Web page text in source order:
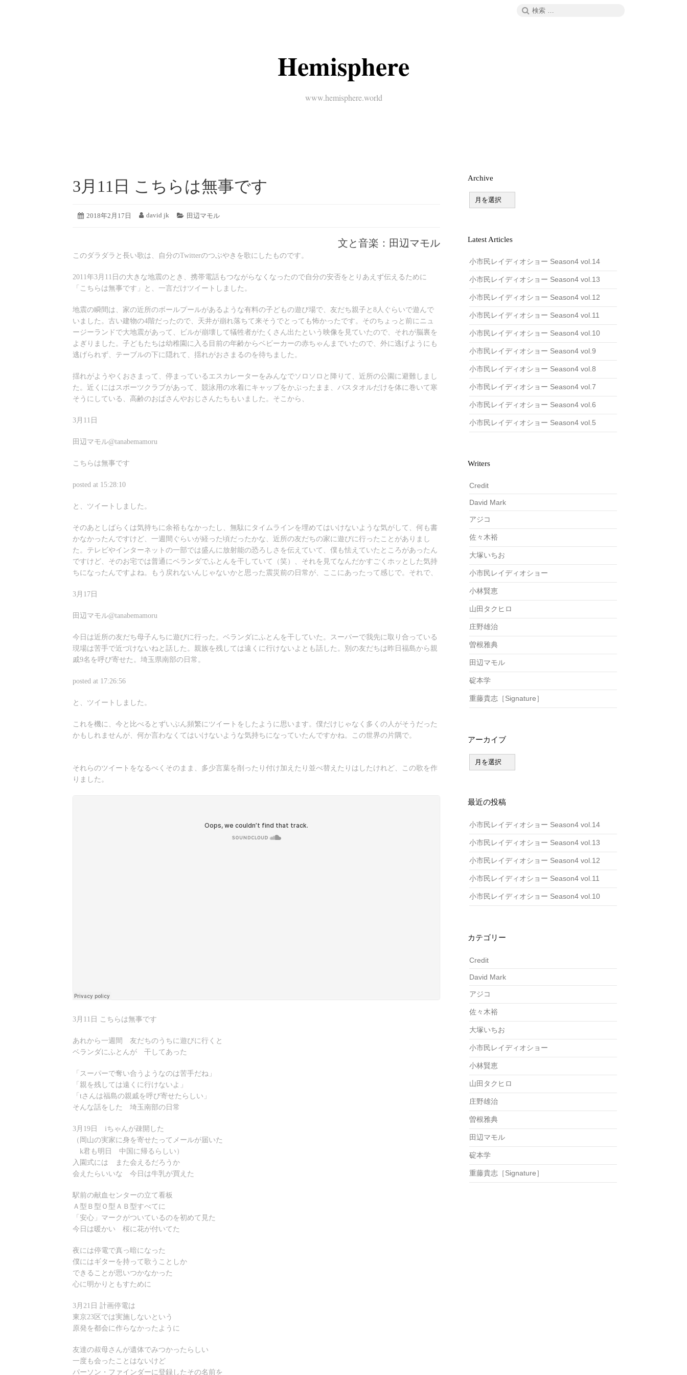
検
Hemisphere
www.hemisphere.world
3月11日 こちらは無事です
投
2018年2月17日
2019
日
投
david jk
カ
ー:
田辺マモル
文と音楽：田辺マモル
このダラダラと長い歌は、自分のTwitterのつぶやきを歌にしたものです。
2011年3月11日の大きな地震のとき、携帯電話もつながらなくなったので自分の安否をとりあえず伝えるために
「こちらは無事です」と、一言だけツイートしました。
地震の瞬間は、家の近所のボールプールがあるような有料の子どもの遊び場で、友だち親子と8人ぐらいで遊んで
いました。古い建物の4階だったので、天井が崩れ落ちて来そうでとっても怖かったです。そのちょっと前にニュ
ージーランドで大地震があって、ビルが崩壊して犠牲者がたくさん出たという映像を見ていたので、それが脳裏を
よぎりました。子どもたちは幼稚園に入る目前の年齢からベビーカーの赤ちゃんまでいたので、外に逃げようにも
逃げられず、テーブルの下に隠れて、揺れがおさまるのを待ちました。
揺れがようやくおさまって、停まっているエスカレーターをみんなでソロソロと降りて、近所の公園に避難しまし
た。近くにはスポーツクラブがあって、競泳用の水着にキャップをかぶったまま、バスタオルだけを体に巻いて寒
そうにしている、高齢のおばさんやおじさんたちもいました。そこから、
3月11日
田辺マモル@tanabemamoru
こちらは無事です
posted at 15:28:10
と、ツイートしました。
そのあとしばらくは気持ちに余裕もなかったし、無駄にタイムラインを埋めてはいけないような気がして、何も書
かなかったんですけど、一週間ぐらいが経った頃だったかな、近所の友だちの家に遊びに行ったことがありまし
た。テレビやインターネットの一部では盛んに放射能の恐ろしさを伝えていて、僕も怯えていたところがあったん
ですけど、そのお宅では普通にベランダでふとんを干していて（笑）、それを見てなんだかすごくホッとした気持
ちになったんですよね。もう戻れないんじゃないかと思った震災前の日常が、ここにあったって感じで。それで、
3月17日
田辺マモル@tanabemamoru
今日は近所の友だち母子んちに遊びに行った。ベランダにふとんを干していた。スーパーで我先に取り合っている
現場は苦手で近づけないねと話した。親族を残しては遠くに行けないよとも話した。別の友だちは昨日福島から親
戚9名を呼び寄せた。埼玉県南部の日常。
posted at 17:26:56
と、ツイートしました。
これを機に、今と比べるとずいぶん頻繁にツイートをしたように思います。僕だけじゃなく多くの人がそうだった
かもしれませんが、何か言わなくてはいけないような気持ちになっていたんですかね。この世界の片隅で。
それらのツイートをなるべくそのまま、多少言葉を削ったり付け加えたり並べ替えたりはしたけれど、この歌を作
りました。
3月11日 こちらは無事です
あれから一週間 友だちのうちに遊びに行くと
ベランダにふとんが 干してあった
「スーパーで奪い合うようなのは苦手だね」
「親を残しては遠くに行けないよ」
「tさんは福島の親戚を呼び寄せたらしい」
そんな話をした 埼玉南部の日常
3月19日 iちゃんが疎開した
（岡山の実家に身を寄せたってメールが届いた
k君も明日 中国に帰るらしい）
入園式には また会えるだろうか
会えたらいいな 今日は牛乳が買えた
駅前の献血センターの立て看板
Ａ型Ｂ型Ｏ型ＡＢ型すべてに
「安心」マークがついているのを初めて見た
今日は暖かい 桜に花が付いてた
夜には停電で真っ暗になった
僕にはギターを持って歌うことしか
できることが思いつかなかった
心に明かりともすために
3月21日 計画停電は
東京23区では実施しないという
原発を都会に作らなかったように
友達の叔母さんが遺体でみつかったらしい
一度も会ったことはないけど
パーソン・ファインダーに登録したその名前を
Archive
v
Latest Articles
小市民レイディオショー Season4 vol.14
小市民レイディオショー Season4 vol.13
小市民レイディオショー Season4 vol.12
小市民レイディオショー Season4 vol.11
小市民レイディオショー Season4 vol.10
小市民レイディオショー Season4 vol.9
小市民レイディオショー Season4 vol.8
小市民レイディオショー Season4 vol.7
小市民レイディオショー Season4 vol.6
小市民レイディオショー Season4 vol.5
Writers
Credit
David Mark
アジコ
佐々木裕
大塚いちお
小市民レイディオショー
小林賢恵
山田タクヒロ
庄野雄治
曽根雅典
田辺マモル
碇本学
重藤貴志［Signature］
アーカイブ
ー
最近の投稿
小市民レイディオショー Season4 vol.14
小市民レイディオショー Season4 vol.13
小市民レイディオショー Season4 vol.12
小市民レイディオショー Season4 vol.11
小市民レイディオショー Season4 vol.10
カテゴリー
Credit
David Mark
アジコ
佐々木裕
大塚いちお
小市民レイディオショー
小林賢恵
山田タクヒロ
庄野雄治
曽根雅典
田辺マモル
碇本学
重藤貴志［Signature］